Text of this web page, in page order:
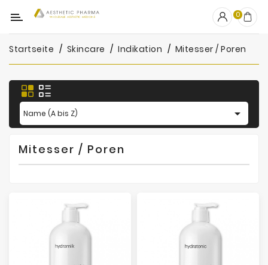
Kategorie
OUTLET
Fillers
Biostimulatoren
Mesotherapie
Peelings
0
Startseite Skincare Indikation Mitesser / Poren
Name (A bis Z) 
Mitesser / Poren